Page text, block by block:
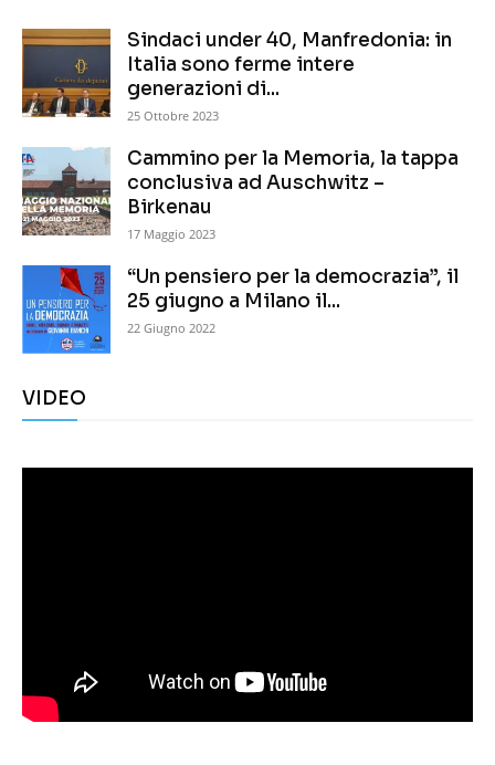
Sindaci under 40, Manfredonia: in
Italia sono ferme intere
generazioni di...
25 Ottobre 2023
Cammino per la Memoria, la tappa
conclusiva ad Auschwitz –
Birkenau
17 Maggio 2023
“Un pensiero per la democrazia”, il
25 giugno a Milano il...
22 Giugno 2022
VIDEO